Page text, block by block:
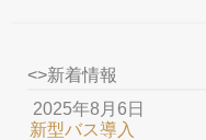
<>新着情報
2025年8月6日
新型バス導入